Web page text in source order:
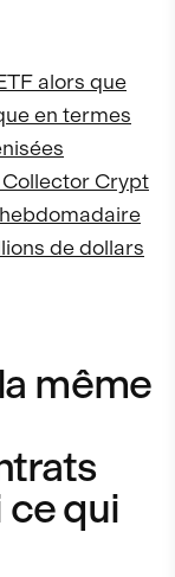
alors que
en termes
Collector Crypt
de dollars
même
qui